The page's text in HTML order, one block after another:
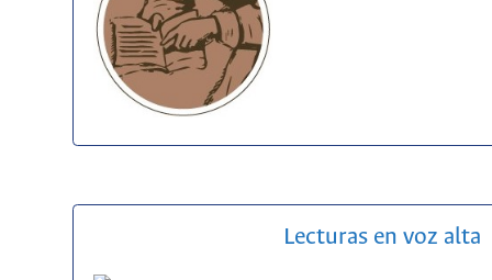
Lecturas en voz alta